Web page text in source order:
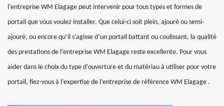
l’entreprise WM Elagage peut intervenir pour tous types et formes de
portail que vous voulez installer. Que celui-ci soit plein, ajouré ou semi-
ajouré, ou encore qu’il s’agisse d’un portail battant ou coulissant, la qualité
des prestations de l’entreprise WM Elagage reste excellente. Pour vous
aider dans le choix du type d’ouverture et du matériau à utiliser pour votre
portail, fiez-vous à l’expertise de l’entreprise de référence WM Elagage .